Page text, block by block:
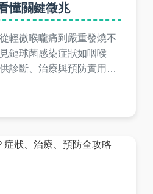
懂關鍵徵兆
輕微喉嚨痛到嚴重發燒不
鏈球菌感染症狀如咽喉
診斷、治療與預防實用指
心健康者閱讀。